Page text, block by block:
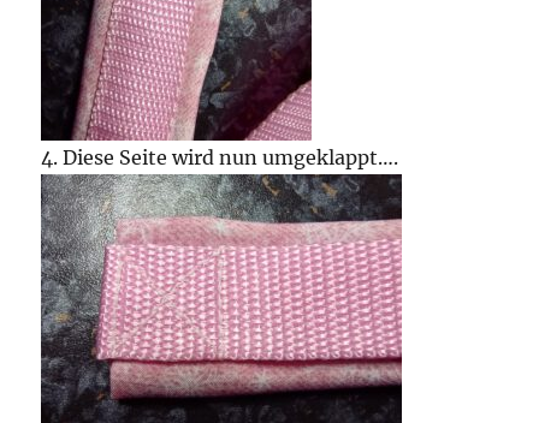
4. Diese Seite wird nun umgeklappt….